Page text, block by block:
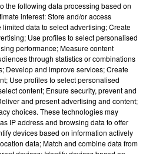
sec)
the following data processing based on
interest: Store and/or access
data to select advertising; Create
Use profiles to select personalised
performance; Measure content
through statistics or combinations
Develop and improve services; Create
Use profiles to select personalised
content; Ensure security, prevent and
and present advertising and content;
choices. These technologies may
IP address and browsing data to offer
devices based on information actively
data; Match and combine data from